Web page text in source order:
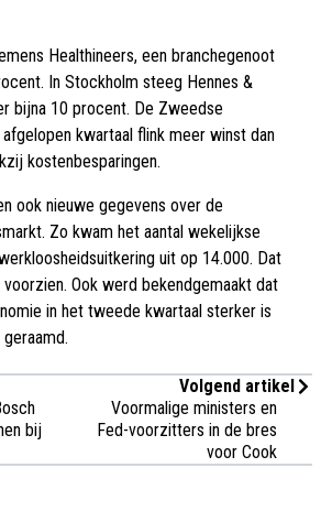
Healthineers, een branchegenoot
In Stockholm steeg Hennes &
bijna 10 procent. De Zweedse
kwartaal flink meer winst dan
kostenbesparingen.
ook nieuwe gegevens over de
Zo kwam het aantal wekelijkse
uit op 14.000. Dat
Ook werd bekendgemaakt dat
in het tweede kwartaal sterker is
bij
Volgend artikel
Voormalige ministers en
Fed-voorzitters in de bres
voor Cook